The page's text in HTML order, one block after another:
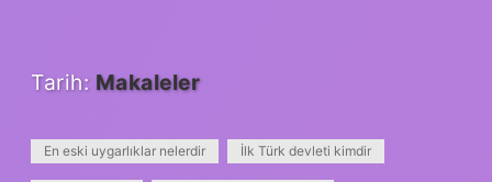
Tarih: Makaleler
En eski uygarlıklar nelerdir İlk Türk devleti kimdir